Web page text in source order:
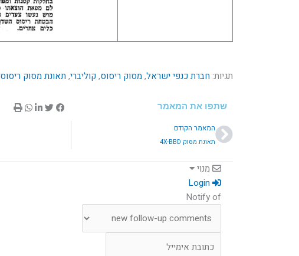
תגיות: חברת כנפי ישראל,מסוק ריסוס, קוליברי, תאונת מסוק ריסוס
שתפו את המאמר
קודםהמאמר הקודם
תאונת מסוק 4X-BBD
מנוי
Notify of